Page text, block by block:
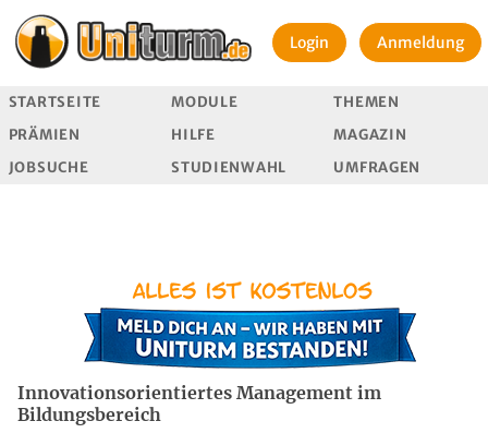
Login Anmeldung
STARTSEITE MODULE
THEMEN
PRÄMIEN
HILFE
MAGAZIN
JOBSUCHE
STUDIENWAHL UMFRAGEN
Innovationsorientiertes Management im
Bildungsbereich